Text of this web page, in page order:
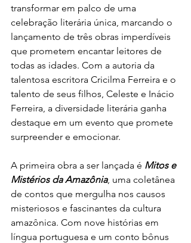
transformar em palco de uma
celebração literária única, marcando o
lançamento de três obras imperdíveis
que prometem encantar leitores de
todas as idades. Com a autoria da
talentosa escritora Cricilma Ferreira e o
talento de seus filhos, Celeste e Inácio
Ferreira, a diversidade literária ganha
destaque em um evento que promete
surpreender e emocionar.
A primeira obra a ser lançada é Mitos e
Mistérios da Amazônia, uma coletânea
de contos que mergulha nos causos
misteriosos e fascinantes da cultura
amazônica. Com nove histórias em
língua portuguesa e um conto bônus